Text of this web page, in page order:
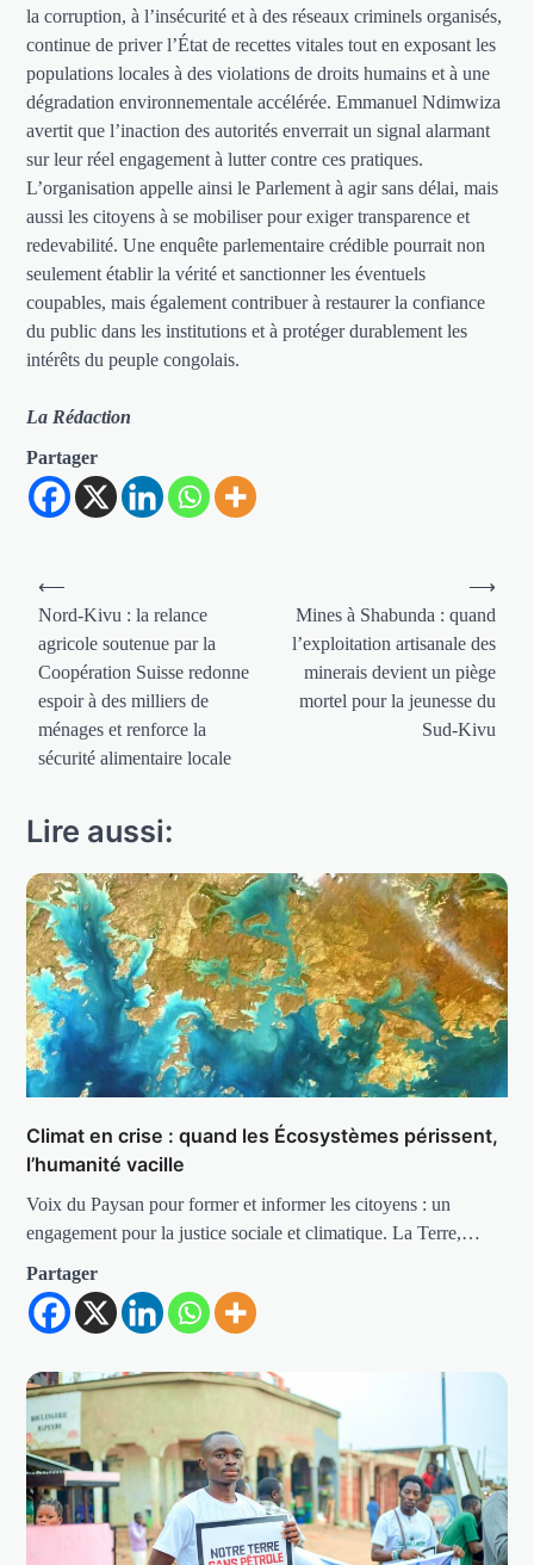
la corruption, à l’insécurité et à des réseaux criminels organisés,
continue de priver l’État de recettes vitales tout en exposant les
populations locales à des violations de droits humains et à une
dégradation environnementale accélérée. Emmanuel Ndimwiza
avertit que l’inaction des autorités enverrait un signal alarmant
sur leur réel engagement à lutter contre ces pratiques.
L’organisation appelle ainsi le Parlement à agir sans délai, mais
aussi les citoyens à se mobiliser pour exiger transparence et
redevabilité. Une enquête parlementaire crédible pourrait non
seulement établir la vérité et sanctionner les éventuels
coupables, mais également contribuer à restaurer la confiance
du public dans les institutions et à protéger durablement les
intérêts du peuple congolais.
La Rédaction
Partager
Navigation
de
l’article
⟵
Nord-Kivu : la relance
agricole soutenue par la
Coopération Suisse redonne
espoir à des milliers de
ménages et renforce la
sécurité alimentaire locale
Mines à Shabunda : quand
l’exploitation artisanale des
minerais devient un piège
mortel pour la jeunesse du
Sud-Kivu
⟶
Lire aussi:
Climat en crise : quand les Écosystèmes périssent,
l’humanité vacille
Voix du Paysan pour former et informer les citoyens : un
engagement pour la justice sociale et climatique. La Terre,…
Partager